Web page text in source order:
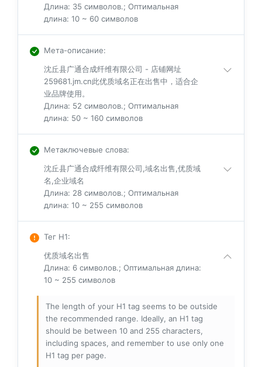
Длина: 35 символов.; Оптимальная
длина: 10 ~ 60 символов
Мета-описание:
沈丘县广通合成纤维有限公司 - 店铺网址
259681.jm.cn此优质域名正在出售中，适合企
业品牌使用。
Длина: 52 символов.; Оптимальная
длина: 50 ~ 160 символов
Метаключевые слова:
沈丘县广通合成纤维有限公司,域名出售,优质域
名,企业域名
Длина: 28 символов.; Оптимальная
длина: 10 ~ 255 символов
Тег H1:
优质域名出售
Длина: 6 символов.; Оптимальная длина:
10 ~ 255 символов
The length of your H1 tag seems to be outside
the recommended range. Ideally, an H1 tag
should be between 10 and 255 characters,
including spaces, and remember to use only one
H1 tag per page.